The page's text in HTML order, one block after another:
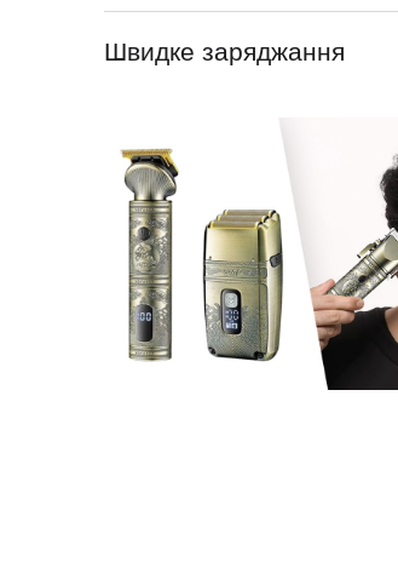
Швидке заряджання